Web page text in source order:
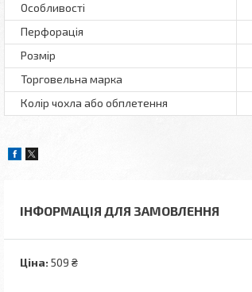
Особливості
Перфорація
Розмір
Торговельна марка
Колір чохла або обплетення
ІНФОРМАЦІЯ ДЛЯ ЗАМОВЛЕННЯ
Ціна: 509 ₴